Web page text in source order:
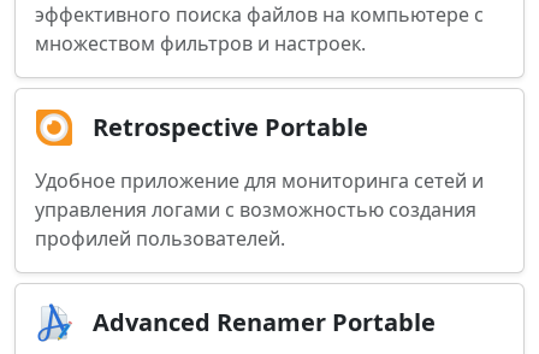
эффективного поиска файлов на компьютере с
множеством фильтров и настроек.
Retrospective Portable
Удобное приложение для мониторинга сетей и
управления логами с возможностью создания
профилей пользователей.
Advanced Renamer Portable